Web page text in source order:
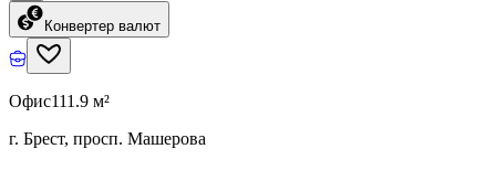
Конвертер валют
Офис111.9 м²
г. Брест, просп. Машерова